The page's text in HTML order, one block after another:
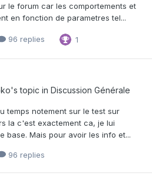
le forum car les comportements et
en fonction de parametres tel...
96 replies 1
's topic in Discussion Générale
temps notement sur le test sur
la c'est exactement ca, je lui
base. Mais pour avoir les info et...
96 replies